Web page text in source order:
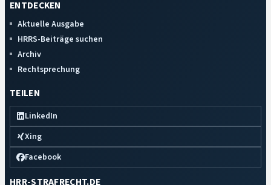
ENTDECKEN
Aktuelle Ausgabe
HRRS-Beiträge suchen
Archiv
Rechtsprechung
TEILEN
LinkedIn
Xing
Facebook
HRR-STRAFRECHT.DE